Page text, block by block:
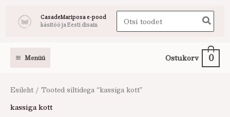
CasadeMariposa e-pood
käsitöö ja Eesti disain
Search
for:
Menüü Ostukorv 0
Esileht / Tooted siltidega “kassiga kott”
kassiga kott